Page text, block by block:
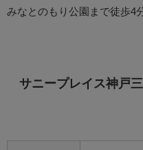
みなとのもり公園まで徒歩4
サニープレイス神戸